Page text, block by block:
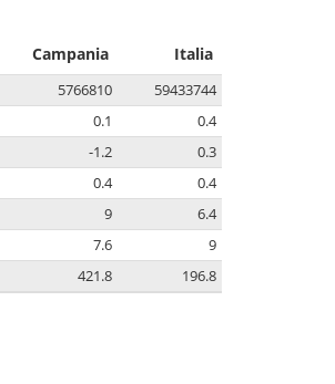
Campania Italia
5766810
59433744
0.1
0.4
-1.2
0.3
0.4
0.4
9
6.4
7.6
9
421.8 196.8